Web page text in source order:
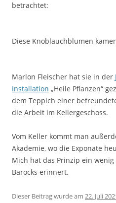
betrachtet:
Diese Knoblauchblumen
Marlon Fleischer hat sie in der
Installation „Heile Pflanzen“
dem Teppich einer
die Arbeit im Kellergeschoss.
Vom Keller kommt man
Akademie, wo die Exponate
Mich hat das Prinzip ein
Barocks erinnert.
Dieser Beitrag wurde am 22. Juli